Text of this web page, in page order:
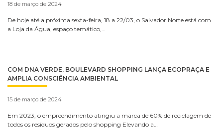
18 de março de 2024
De hoje até a próxima sexta-feira, 18 a 22/03, o Salvador Norte está com
a Loja da Água, espaço temático,…
COM DNA VERDE, BOULEVARD SHOPPING LANÇA ECOPRAÇA E
AMPLIA CONSCIÊNCIA AMBIENTAL
15 de março de 2024
Em 2023, o empreendimento atingiu a marca de 60% de reciclagem de
todos os resíduos gerados pelo shopping Elevando a…